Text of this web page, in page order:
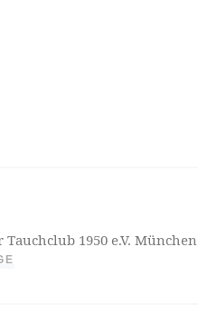
Tauchclub 1950 e.V. München